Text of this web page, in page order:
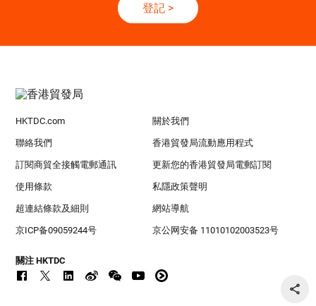
登記 >
HKTDC.com 關於我們
聯絡我們 香港貿發局流動應用程式
訂閱商貿全接觸電郵通訊 更新您的香港貿發局電郵訂閱
使用條款 私隱政策聲明
超連結條款及細則 網站導航
京ICP备09059244号 京公网安备 11010102003523号
關注 HKTDC